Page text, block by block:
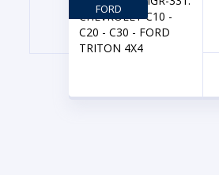
FORD